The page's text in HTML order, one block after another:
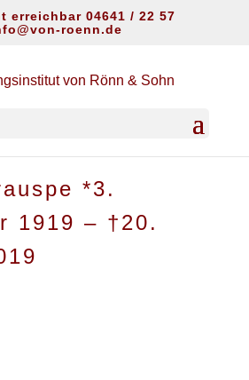
erreichbar 04641 / 22 57
roenn.de
*3.
1919 – †20.